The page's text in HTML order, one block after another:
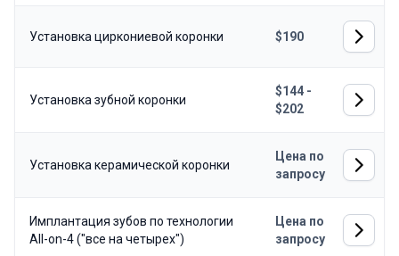
Установка циркониевой коронки $190
Установка зубной коронки
$144 -
$202
Установка керамической коронки
Цена по
запросу
Имплантация зубов по технологии
All-on-4 ("все на четырех")
Цена по
запросу